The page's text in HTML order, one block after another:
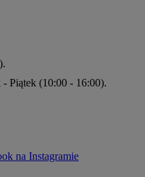
Piątek (10:00 - 16:00).